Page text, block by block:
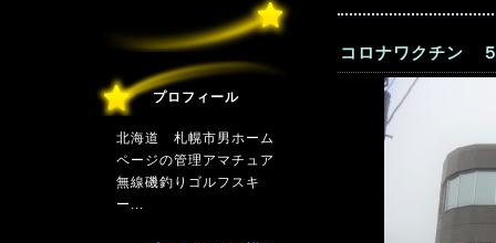
プロフィール
北海道 札幌市男ホーム
ページの管理アマチュア
無線磯釣りゴルフスキ
ー...
コロナワクチン